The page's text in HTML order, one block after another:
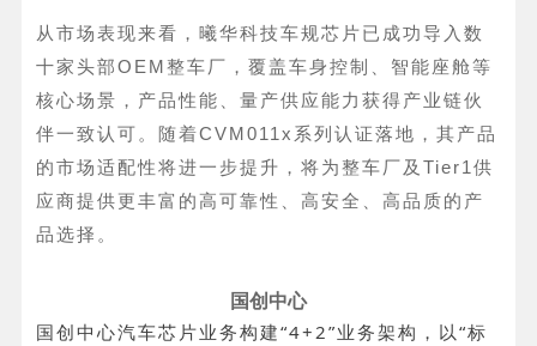
从市场表现来看，曦华科技车规芯片已成功导入数
十家头部OEM整车厂，覆盖车身控制、智能座舱等
核心场景，产品性能、量产供应能力获得产业链伙
伴一致认可。随着CVM011x系列认证落地，其产品
的市场适配性将进一步提升，将为整车厂及Tier1供
应商提供更丰富的高可靠性、高安全、高品质的产
品选择。
国创中心
国创中心汽车芯片业务构建“4+2”业务架构，以“标